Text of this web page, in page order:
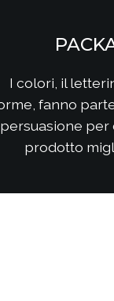
Come
interagiscono
Come interagire
Come